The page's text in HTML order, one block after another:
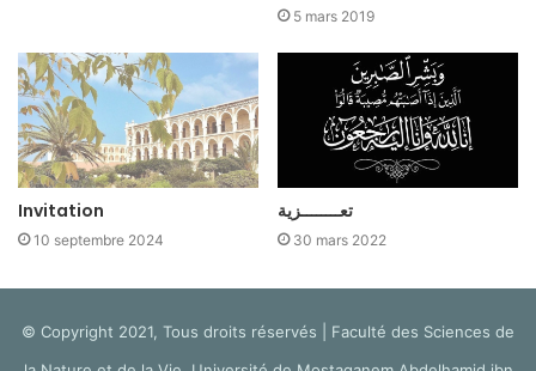
5 mars 2019
Invitation
10 septembre 2024
تعــــــــزية
30 mars 2022
© Copyright 2021, Tous droits réservés | Faculté des Sciences de